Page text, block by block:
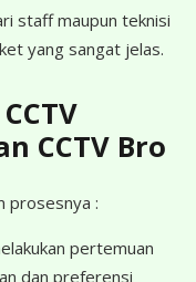
staff maupun teknisi
yang sangat jelas.
CCTV Bro
prosesnya :
pertemuan
dan preferensi